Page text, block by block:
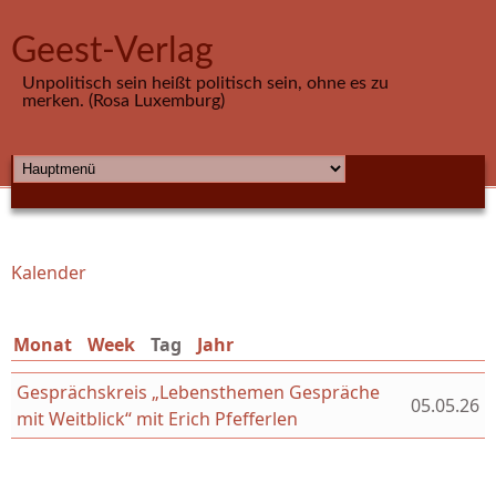
Geest-Verlag
Unpolitisch sein heißt politisch sein, ohne es zu
merken. (Rosa Luxemburg)
HAUPTMENÜ
Sie sind hier
Kalender
Monat Week Tag (aktiver Reiter)
Jahr
Gesprächskreis „Lebensthemen Gespräche
mit Weitblick“ mit Erich Pfefferlen
05.05.26